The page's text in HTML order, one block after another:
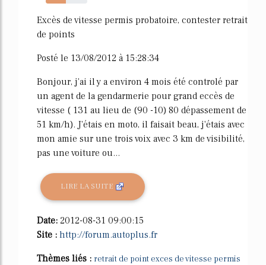
49%
Excès de vitesse permis probatoire, contester retrait
de points
Posté le 13/08/2012 à 15:28:34
Bonjour, j'ai il y a environ 4 mois été controlé par
un agent de la gendarmerie pour grand eccès de
vitesse ( 131 au lieu de (90 -10) 80 dépassement de
51 km/h). J'étais en moto, il faisait beau, j'étais avec
mon amie sur une trois voix avec 3 km de visibilité,
pas une voiture ou...
LIRE LA SUITE
Date: 2012-08-31 09:00:15
Site : http://forum.autoplus.fr
Thèmes liés : retrait de point exces de vitesse permis